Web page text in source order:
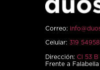
Correo:
Celular: 319
Dirección: Cl 53
Frente a